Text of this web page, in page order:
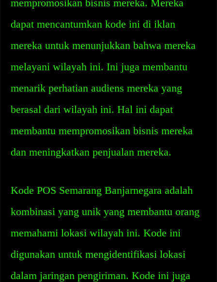
mempromosikan bisnis mereka. Mereka
dapat mencantumkan kode ini di iklan
mereka untuk menunjukkan bahwa mereka
melayani wilayah ini. Ini juga membantu
menarik perhatian audiens mereka yang
berasal dari wilayah ini. Hal ini dapat
membantu mempromosikan bisnis mereka
dan meningkatkan penjualan mereka.
Kode POS Semarang Banjarnegara adalah
kombinasi yang unik yang membantu orang
memahami lokasi wilayah ini. Kode ini
digunakan untuk mengidentifikasi lokasi
dalam jaringan pengiriman. Kode ini juga